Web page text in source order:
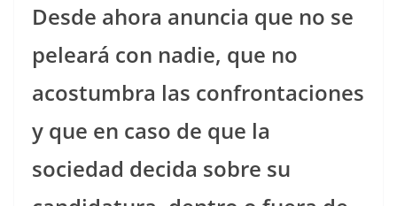
Desde ahora anuncia que no se
peleará con nadie, que no
acostumbra las confrontaciones
y que en caso de que la
sociedad decida sobre su